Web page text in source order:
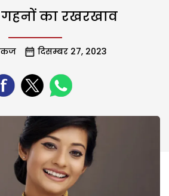
का रखरखाव
दिसम्बर 27, 2023